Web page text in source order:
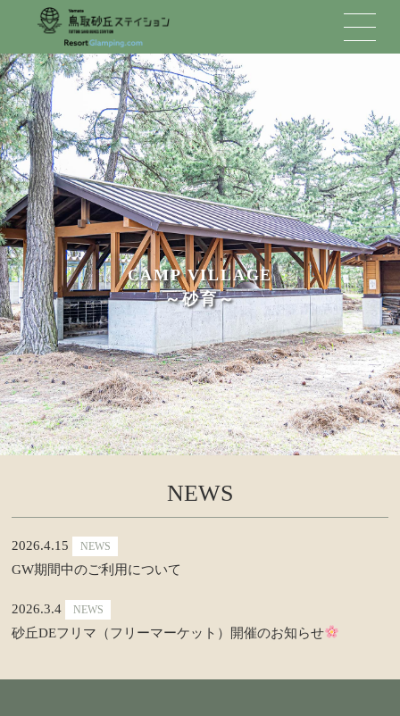
CAMP VILLAGE
～砂育～
NEWS
2026.4.15 NEWS
GW期間中のご利用について
2026.3.4 NEWS
砂丘DEフリマ（フリーマーケット）開催のお知らせ